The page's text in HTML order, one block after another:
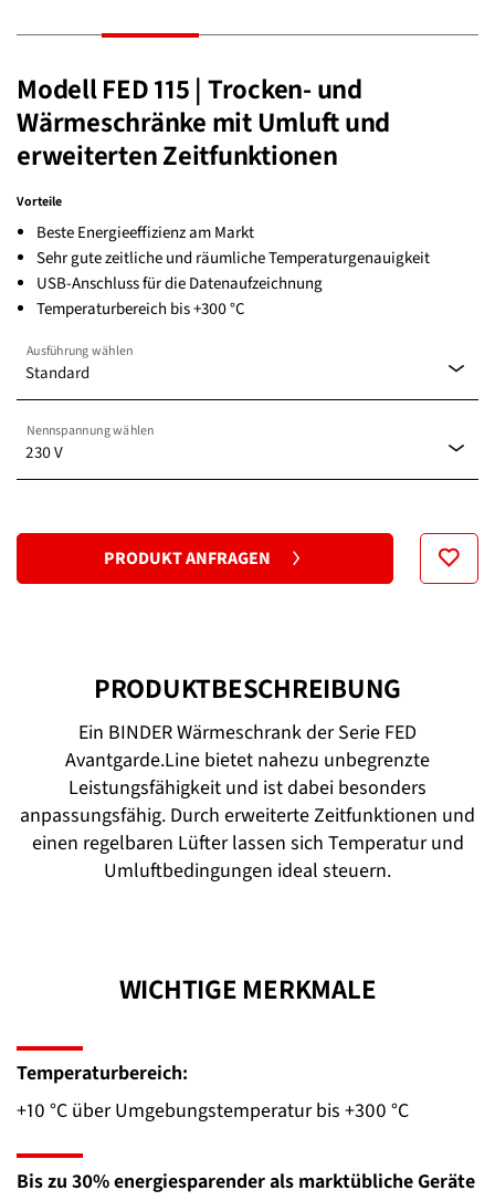
Modell FED 115 | Trocken- und
Wärmeschränke mit Umluft und
erweiterten Zeitfunktionen
Vorteile
Beste Energieeffizienz am Markt
Sehr gute zeitliche und räumliche Temperaturgenauigkeit
USB-Anschluss für die Datenaufzeichnung
Temperaturbereich bis +300 °C
Standard
Ausführung wählen
Standard
230 V
Nennspannung wählen
PRODUKT ANFRAGEN
PRODUKTBESCHREIBUNG
Ein BINDER Wärmeschrank der Serie FED
Avantgarde.Line bietet nahezu unbegrenzte
Leistungsfähigkeit und ist dabei besonders
anpassungsfähig. Durch erweiterte Zeitfunktionen und
einen regelbaren Lüfter lassen sich Temperatur und
Umluftbedingungen ideal steuern.
WICHTIGE MERKMALE
Temperaturbereich:
+10 °C über Umgebungstemperatur bis +300 °C
Bis zu 30% energiesparender als marktübliche Geräte